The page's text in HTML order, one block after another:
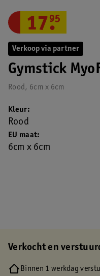
Verkoop via partner
Gymstick
Rood, 6cm x 6cm
17.
95
EU maat
6cm x 6cm
Kleur
Rood
Verkocht en
Binnen 1 werkdag